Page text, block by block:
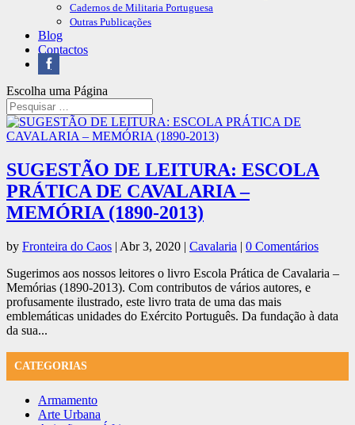
Cadernos de Militaria Portuguesa
Outras Publicações
Blog
Contactos
Escolha uma Página
SUGESTÃO DE LEITURA: ESCOLA
PRÁTICA DE CAVALARIA –
MEMÓRIA (1890-2013)
by Fronteira do Caos | Abr 3, 2020 | Cavalaria | 0 Comentários
Sugerimos aos nossos leitores o livro Escola Prática de Cavalaria –
Memórias (1890-2013). Com contributos de vários autores, e
profusamente ilustrado, este livro trata de uma das mais
emblemáticas unidades do Exército Português. Da fundação à data
da sua...
CATEGORIAS
Armamento
Arte Urbana